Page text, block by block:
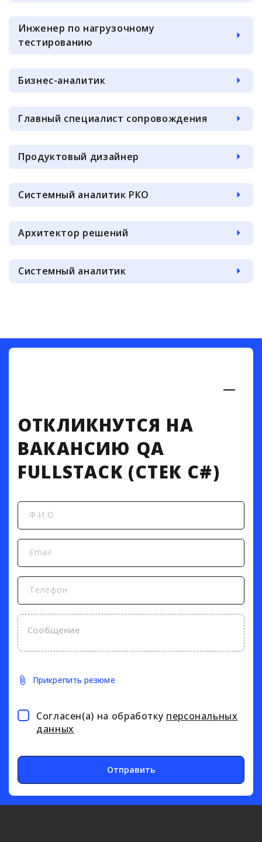
Инженер по нагрузочному
тестированию
Бизнес-аналитик
Главный специалист сопровождения
Продуктовый дизайнер
Системный аналитик РКО
Архитектор решений
Системный аналитик
ОТКЛИКНУТСЯ НА
ВАКАНСИЮ QA
FULLSTACK (СТЕК C#)
Ф.И.О
Email
Телефон
Прикрепить резюме
Согласен(а) на обработку персональных
данных
Отправить